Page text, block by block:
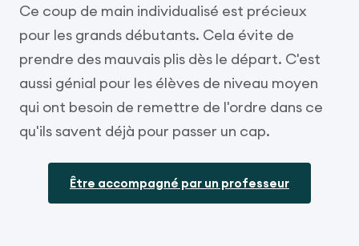
Ce coup de main individualisé est précieux
pour les grands débutants. Cela évite de
prendre des mauvais plis dès le départ. C'est
aussi génial pour les élèves de niveau moyen
qui ont besoin de remettre de l'ordre dans ce
qu'ils savent déjà pour passer un cap.
Être accompagné par un professeur